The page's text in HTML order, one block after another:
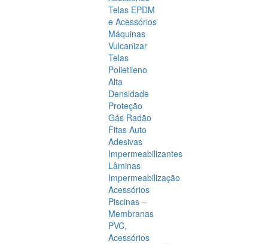
Telas EPDM
e Acessórios
Máquinas
Vulcanizar
Telas
Polietileno
Alta
Densidade
Proteção
Gás Radão
Fitas Auto
Adesivas
Impermeabilizantes
Lâminas
Impermeabilização
Acessórios
Piscinas –
Membranas
PVC,
Acessórios